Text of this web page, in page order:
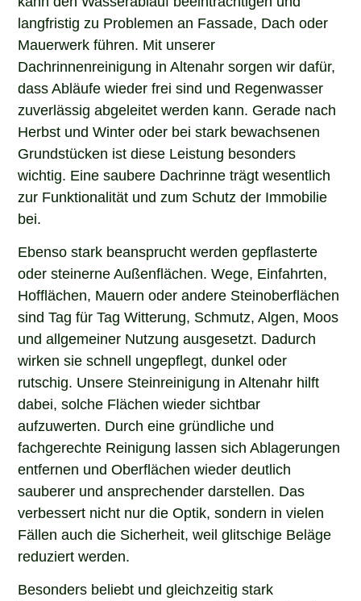
langfristig zu Problemen an Fassade, Dach oder
Mauerwerk führen. Mit unserer
Dachrinnenreinigung in Altenahr sorgen wir dafür,
dass Abläufe wieder frei sind und Regenwasser
zuverlässig abgeleitet werden kann. Gerade nach
Herbst und Winter oder bei stark bewachsenen
Grundstücken ist diese Leistung besonders
wichtig. Eine saubere Dachrinne trägt wesentlich
zur Funktionalität und zum Schutz der Immobilie
bei.
Ebenso stark beansprucht werden gepflasterte
oder steinerne Außenflächen. Wege, Einfahrten,
Hofflächen, Mauern oder andere Steinoberflächen
sind Tag für Tag Witterung, Schmutz, Algen, Moos
und allgemeiner Nutzung ausgesetzt. Dadurch
wirken sie schnell ungepflegt, dunkel oder
rutschig. Unsere Steinreinigung in Altenahr hilft
dabei, solche Flächen wieder sichtbar
aufzuwerten. Durch eine gründliche und
fachgerechte Reinigung lassen sich Ablagerungen
entfernen und Oberflächen wieder deutlich
sauberer und ansprechender darstellen. Das
verbessert nicht nur die Optik, sondern in vielen
Fällen auch die Sicherheit, weil glitschige Beläge
reduziert werden.
Besonders beliebt und gleichzeitig stark